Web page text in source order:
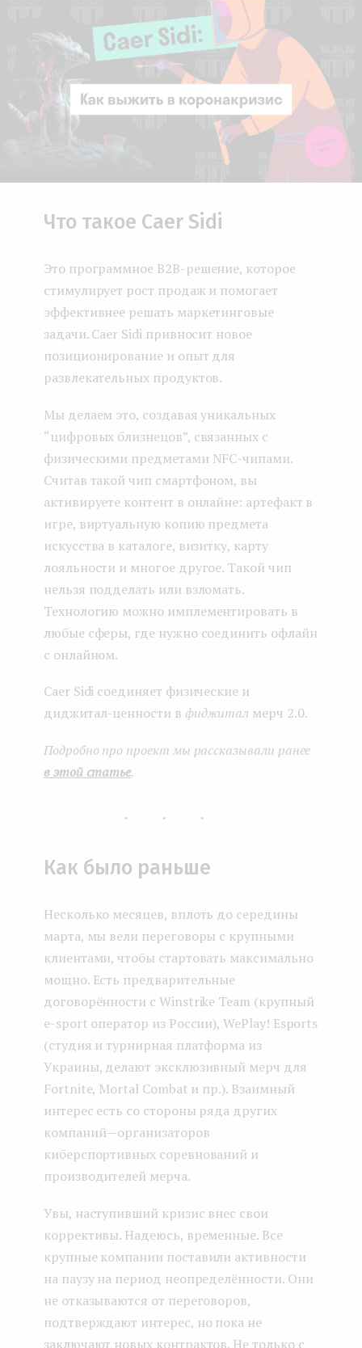
Что такое Caer Sidi
Это программное B2B-решение, которое
стимулирует рост продаж и помогает
эффективнее решать маркетинговые
задачи. Caer Sidi привносит новое
позиционирование и опыт для
развлекательных продуктов.
Мы делаем это, создавая уникальных
“цифровых близнецов”, связанных с
физическими предметами NFC-чипами.
Считав такой чип смартфоном, вы
активируете контент в онлайне: артефакт в
игре, виртуальную копию предмета
искусства в каталоге, визитку, карту
лояльности и многое другое. Такой чип
нельзя подделать или взломать.
Технологию можно имплементировать в
любые сферы, где нужно соединить офлайн
с онлайном.
Caer Sidi соединяет физические и
диджитал-ценности в фиджитал мерч 2.0.
Подробно про проект мы рассказывали ранее
в этой статье.
...
Как было раньше
Несколько месяцев, вплоть до середины
марта, мы вели переговоры с крупными
клиентами, чтобы стартовать максимально
мощно. Есть предварительные
договорённости с Winstrike Team (крупный
e-sport оператор из России), WePlay! Esports
(студия и турнирная платформа из
Украины, делают эксклюзивный мерч для
Fortnite, Mortal Combat и пр.). Взаимный
интерес есть со стороны ряда других
компаний — организаторов
киберспортивных соревнований и
производителей мерча.
Увы, наступивший кризис внес свои
коррективы. Надеюсь, временные. Все
крупные компании поставили активности
на паузу на период неопределённости. Они
не отказываются от переговоров,
подтверждают интерес, но пока не
заключают новых контрактов. Не только с